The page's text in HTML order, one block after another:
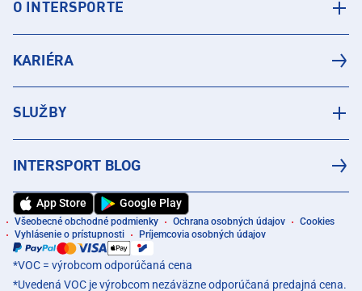
O INTERSPORTE
KARIÉRA
SLUŽBY
INTERSPORT BLOG
App Store Google Play
Všeobecné obchodné podmienky Ochrana osobných údajov
Cookies
Vyhlásenie o prístupnosti
Príjemcovia osobných údajov
*VOC = výrobcom odporúčaná cena
*Uvedená VOC je výrobcom nezáväzne odporúčaná predajná cena.